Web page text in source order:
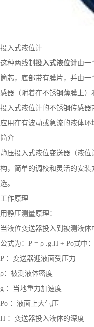
投入式液位计
这种两线制 投入式液位计由一
筒芯，底部带有膜片，并由
感器（附着在不锈钢薄膜上）
投入式液位计的不锈钢传感
应用在有波动或急流的液体环
简介
静压投入式液位变送器（液
构，简单的调校和灵活的安装
选。
工作原理
用静压测量原理：
当液位变送器投入到被测液
公式为：Ρ = ρ .g.H + Po式中：
P ：变送器迎液面受压力
ρ：被测液体密度
g ：当地重力加速度
Po ：液面上大气压
H ：变送器投入液体的深度